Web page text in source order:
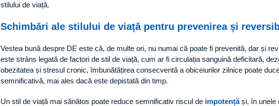
stilului de viață.
Schimbări ale stilului de viață pentru prevenirea și
Vestea bună despre DE este că, de multe ori, nu numai că poate fi prevenită, dar și
este strâns legată de factori de stil de viață, cum ar fi circulația sanguină deficitară,
obezitatea și stresul cronic, îmbunătățirea consecventă a obiceiurilor zilnice poate
semnificativă, mai ales dacă este depistată din timp.
Un stil de viață mai sănătos poate reduce semnificativ riscul de impotențăși, în unele